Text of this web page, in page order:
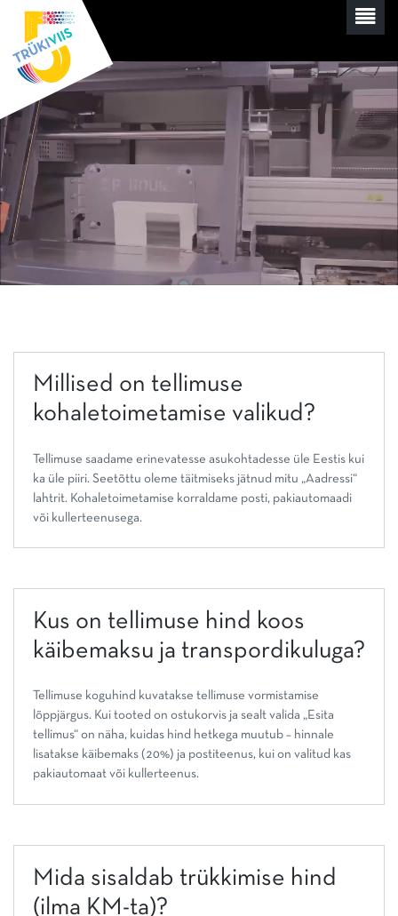
Millised on tellimuse
kohaletoimetamise valikud?
Tellimuse saadame erinevatesse asukohtadesse üle Eestis kui
ka üle piiri. Seetõttu oleme täitmiseks jätnud mitu „Aadressi“
lahtrit. Kohaletoimetamise korraldame posti, pakiautomaadi
või kullerteenusega.
Kus on tellimuse hind koos
käibemaksu ja transpordikuluga?
Tellimuse koguhind kuvatakse tellimuse vormistamise
lõppjärgus. Kui tooted on ostukorvis ja sealt valida „Esita
tellimus“ on näha, kuidas hind hetkega muutub – hinnale
lisatakse käibemaks (20%) ja postiteenus, kui on valitud kas
pakiautomaat või kullerteenus.
Mida sisaldab trükkimise hind
(ilma KM-ta)?